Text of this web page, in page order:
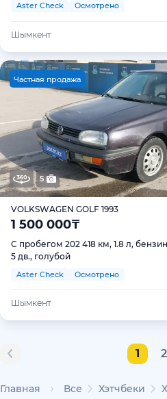
Aster Check Осмотрено
Шымкент
Частная продажа
5
VOLKSWAGEN GOLF 1993
1 500 000₸
С пробегом 202 418 км, 1.8 л,
5 дв., голубой
Aster Check Осмотрено
Шымкент
1 2
Главная Все Хэтчбеки